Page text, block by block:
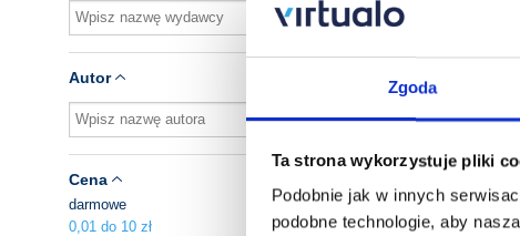
Zgoda
Ta strona wykorzystuje pliki
Podobnie jak w innych
podobne technologie, aby
Autor
Cena
darmowe
0,01 do 10 zł